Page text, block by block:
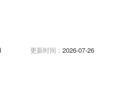
更新时间： 2026-07-26